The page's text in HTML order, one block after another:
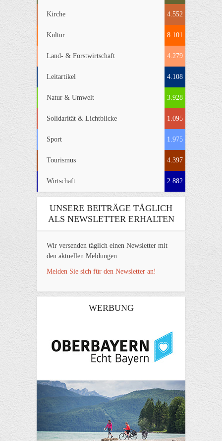
Kirche 4.552
Kultur 8.101
Land- & Forstwirtschaft 4.279
Leitartikel 4.108
Natur & Umwelt 3.928
Solidarität & Lichtblicke 1.095
Sport 1.975
Tourismus 4.397
Wirtschaft 2.882
UNSERE BEITRÄGE TÄGLICH
ALS NEWSLETTER ERHALTEN
Wir versenden täglich einen Newsletter mit
den aktuellen Meldungen.
Melden Sie sich für den Newsletter an!
WERBUNG